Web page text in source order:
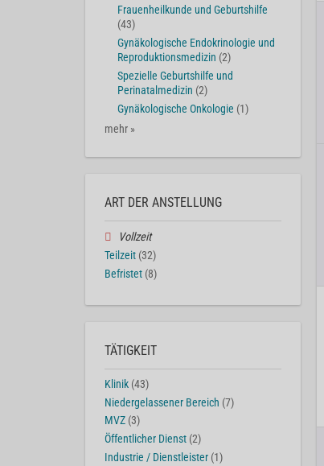
Frauenheilkunde und Geburtshilfe
(43)
Gynäkologische Endokrinologie und
Reproduktionsmedizin (2)
Spezielle Geburtshilfe und
Perinatalmedizin (2)
Gynäkologische Onkologie (1)
mehr »
ART DER ANSTELLUNG
Vollzeit
Teilzeit (32)
Befristet (8)
TÄTIGKEIT
Klinik (43)
Niedergelassener Bereich (7)
MVZ (3)
Öffentlicher Dienst (2)
Industrie / Dienstleister (1)